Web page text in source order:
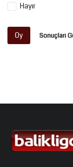
Hayır
Oy Sonuçları